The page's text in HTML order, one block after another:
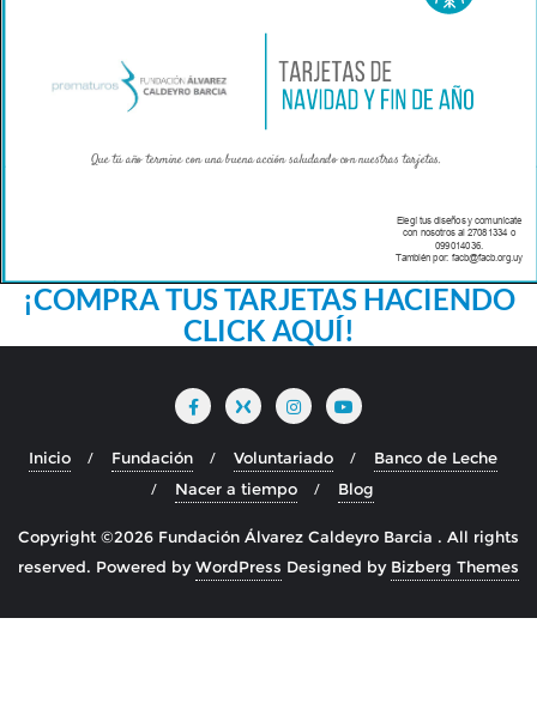
¡COMPRA TUS TARJETAS HACIENDO
CLICK AQUÍ!
Inicio Fundación Voluntariado
Banco de Leche
Nacer a tiempo
Blog
Copyright ©2026 Fundación Álvarez Caldeyro Barcia . All rights
reserved. Powered byWordPress Designed by Bizberg Themes